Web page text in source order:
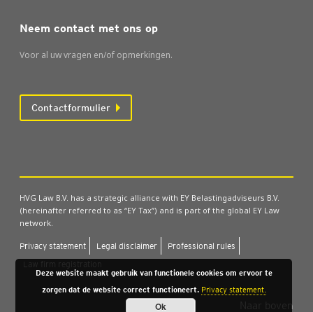
Neem contact met ons op
Voor al uw vragen en/of opmerkingen.
Contactformulier
HVG Law B.V. has a strategic alliance with EY Belastingadviseurs B.V.
(hereinafter referred to as “EY Tax”) and is part of the global EY Law
network.
Pri­va­cy sta­te­ment Legal dis­clai­mer
Pro­fes­si­o­nal rules
Naar boven
Deze website maakt gebruik van functionele cookies om ervoor te
zorgen dat de website correct functioneert. Privacy statement.
Ok